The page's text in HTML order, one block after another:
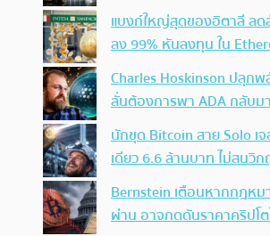
แบงก์ใหญ่สุดของอิตาลี ลด
ลง 99% หันลงทุน ใน
Charles Hoskinson ปลุก
ลั่นต้องการพา ADA กลับม
นักขุด Bitcoin สาย Solo
เดียว 6.6 ล้านบาท ไม่สนวิ
Bernstein เตือนหากกฎหม
ผ่าน อาจกดดันราคาคริปโ